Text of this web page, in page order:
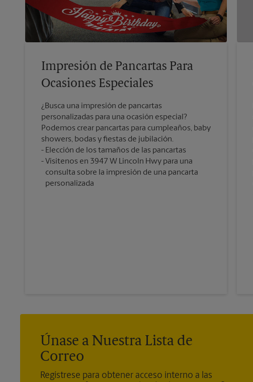
Impresión de Pancartas Para
Ocasiones Especiales
¿Busca una impresión de pancartas
personalizadas para una ocasión especial?
Podemos crear pancartas para cumpleaños, baby
showers, bodas y fiestas de jubilación.
Elección de los tamaños de las pancartas
Visítenos en 3947 W Lincoln Hwy para una
consulta sobre la impresión de una pancarta
personalizada
Únase a Nuestra Lista de
Correo
Regístrese para obtener acceso interno a las